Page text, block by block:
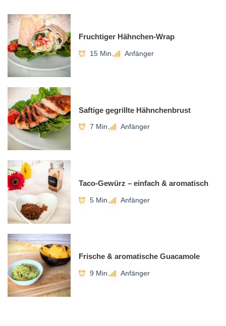
Fruchtiger Hähnchen-Wrap
15 Min. Anfänger
Saftige gegrillte Hähnchenbrust
7 Min. Anfänger
Taco-Gewürz – einfach & aromatisch
5 Min. Anfänger
Frische & aromatische Guacamole
9 Min. Anfänger